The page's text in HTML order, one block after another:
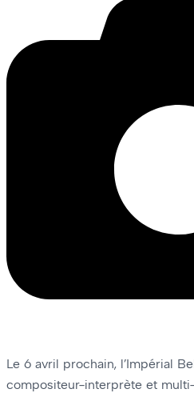
Le 6 avril prochain, l’Impérial
compositeur-interprète et